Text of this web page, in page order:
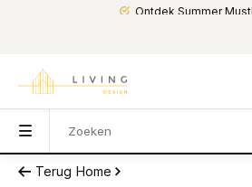
Ontdek Summer
Terug Home